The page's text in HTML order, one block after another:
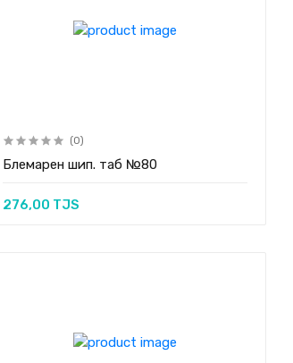
(0)
Блемарен шип. таб №80
276,00 TJS